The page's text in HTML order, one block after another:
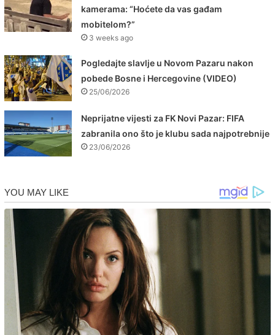
kamerama: “Hoćete da vas gađam
mobitelom?”
3 weeks ago
Pogledajte slavlje u Novom Pazaru nakon
pobede Bosne i Hercegovine (VIDEO)
25/06/2026
Neprijatne vijesti za FK Novi Pazar: FIFA
zabranila ono što je klubu sada najpotrebnije
23/06/2026